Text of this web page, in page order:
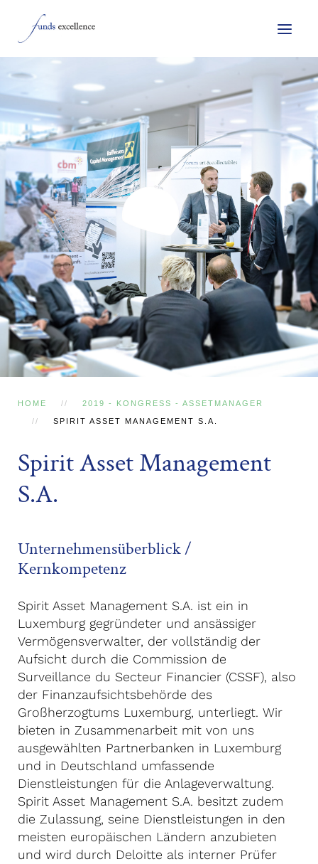
HOME 2019 - KONGRESS - ASSETMANAGER
SPIRIT ASSET MANAGEMENT S.A.
Spirit Asset Management
S.A.
Unternehmensüberblick /
Kernkompetenz
Spirit Asset Management S.A. ist ein in
Luxemburg gegründeter und ansässiger
Vermögensverwalter, der vollständig der
Aufsicht durch die Commission de
Surveillance du Secteur Financier (CSSF), also
der Finanzaufsichtsbehörde des
Großherzogtums Luxemburg, unterliegt. Wir
bieten in Zusammenarbeit mit von uns
ausgewählten Partnerbanken in Luxemburg
und in Deutschland umfassende
Dienstleistungen für die Anlageverwaltung.
Spirit Asset Management S.A. besitzt zudem
die Zulassung, seine Dienstleistungen in den
meisten europäischen Ländern anzubieten
und wird durch Deloitte als interner Prüfer